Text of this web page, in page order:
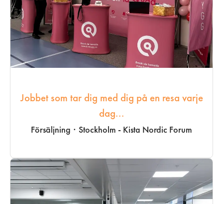
Jobbet som tar dig med dig på en resa varje
dag...
Försäljning · Stockholm - Kista Nordic Forum